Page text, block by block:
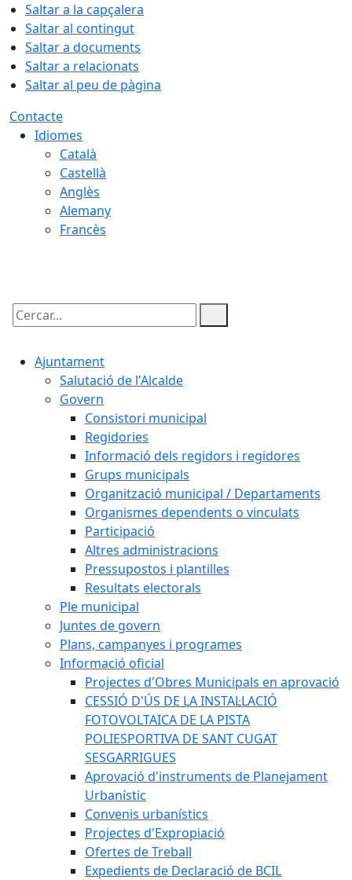
Saltar a la capçalera
Saltar al contingut
Saltar a documents
Saltar a relacionats
Saltar al peu de pàgina
Contacte
Idiomes
Català
Castellà
Anglès
Alemany
Francès
Cercar:
Ajuntament
Salutació de l'Alcalde
Govern
Consistori municipal
Regidories
Informació dels regidors i regidores
Grups municipals
Organització municipal / Departaments
Organismes dependents o vinculats
Participació
Altres administracions
Pressupostos i plantilles
Resultats electorals
Ple municipal
Juntes de govern
Plans, campanyes i programes
Informació oficial
Projectes d'Obres Municipals en aprovació
CESSIÓ D'ÚS DE LA INSTAL·LACIÓ
FOTOVOLTAICA DE LA PISTA
POLIESPORTIVA DE SANT CUGAT
SESGARRIGUES
Aprovació d'instruments de Planejament
Urbanístic
Convenis urbanístics
Projectes d'Expropiació
Ofertes de Treball
Expedients de Declaració de BCIL